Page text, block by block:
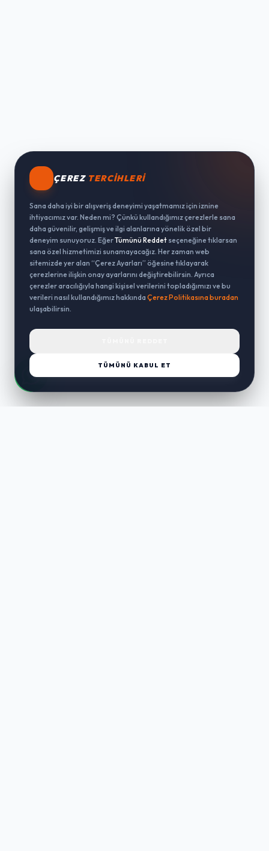
ÇEREZ TERCIHLERI
Sana daha iyi bir alışveriş deneyimi yaşatmamız için iznine
ihtiyacımız var. Neden mi? Çünkü kullandığımız çerezlerle sana
daha güvenilir, gelişmiş ve ilgi alanlarına yönelik özel bir
deneyim sunuyoruz. EğerTümünü Reddet seçeneğine tıklarsan
sana özel hizmetimizi sunamayacağız. Her zaman web
sitemizde yer alan “Çerez Ayarları” öğesine tıklayarak
çerezlerine ilişkin onay ayarlarını değiştirebilirsin. Ayrıca
çerezler aracılığıyla hangi kişisel verilerini topladığımızı ve bu
verileri nasıl kullandığımız hakkında Çerez Politikasına buradan
ulaşabilirsin.
TÜMÜNÜ KABUL ET